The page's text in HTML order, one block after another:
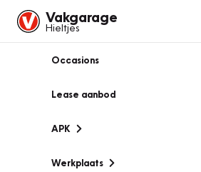
Vakgarage
Hieltjes
Occasions
Lease aanbod
APK
Werkplaats